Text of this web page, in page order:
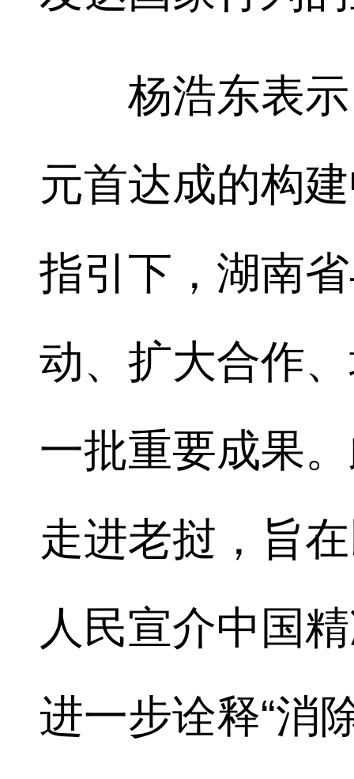
杨浩东表示
元首达成的构
指引下，湖南
动、扩大合作
一批重要成果
走进老挝，旨
人民宣介中国
进一步诠释“消